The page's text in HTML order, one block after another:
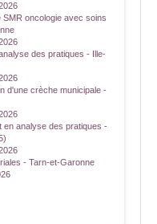
oncologie avec soins
des pratiques - Ille-
d'une crèche municipale -
en analyse des pratiques -
- Tarn-et-Garonne